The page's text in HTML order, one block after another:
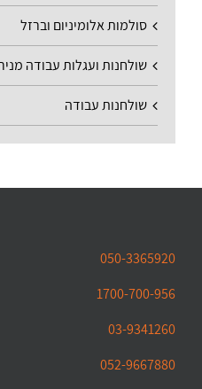
סולמות אלומיניום וברזל
שולחנות ועגלות עבודה
שולחנות עבודה
050-3365920
1700-700-956
03-9341260
052-9667880